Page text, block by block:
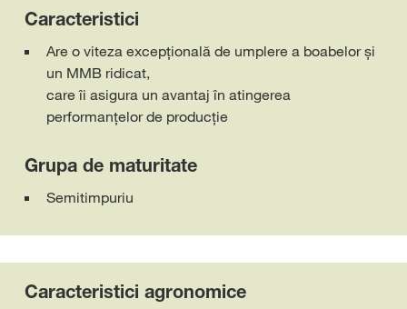
Caracteristici
Are o viteza excepțională de umplere a boabelor și
un MMB ridicat,
care îi asigura un avantaj în atingerea
performanțelor de producție
Grupa de maturitate
Semitimpuriu
Caracteristici agronomice